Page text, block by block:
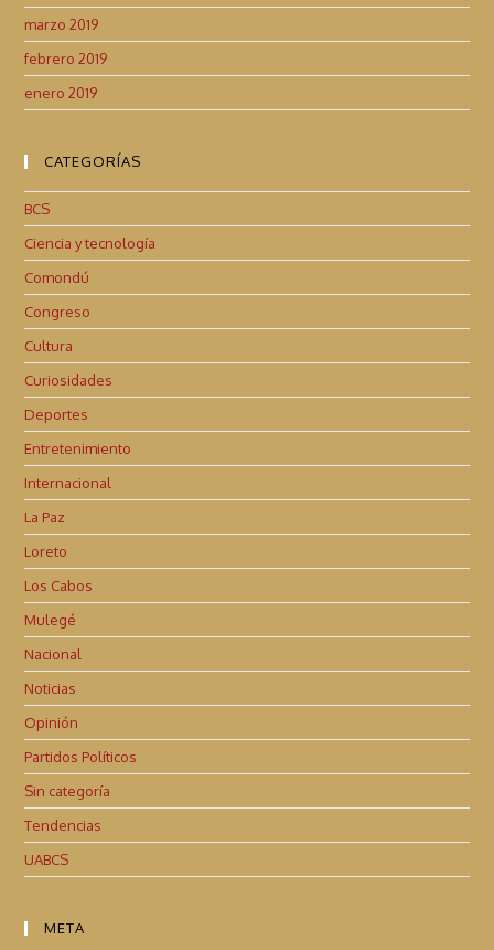
marzo 2019
febrero 2019
enero 2019
CATEGORÍAS
BCS
Ciencia y tecnología
Comondú
Congreso
Cultura
Curiosidades
Deportes
Entretenimiento
Internacional
La Paz
Loreto
Los Cabos
Mulegé
Nacional
Noticias
Opinión
Partidos Políticos
Sin categoría
Tendencias
UABCS
META